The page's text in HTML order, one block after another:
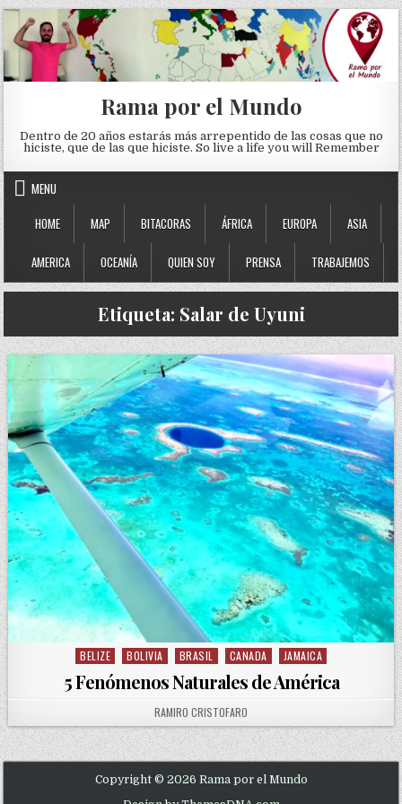
Skip to content
Rama por el Mundo
Dentro de 20 años estarás más arrepentido de las cosas que no
hiciste, que de las que hiciste. So live a life you will Remember
MENU
HOME
MAP BITACORAS ÁFRICA EUROPA ASIA
AMERICA OCEANÍA QUIEN SOY PRENSA TRABAJEMOS
Etiqueta: Salar de Uyuni
Posted in
BELIZE BOLIVIA BRASIL CANADA JAMAICA
5 Fenómenos Naturales de América
AUTHOR:
RAMIRO CRISTOFARO
Copyright © 2026 Rama por el Mundo